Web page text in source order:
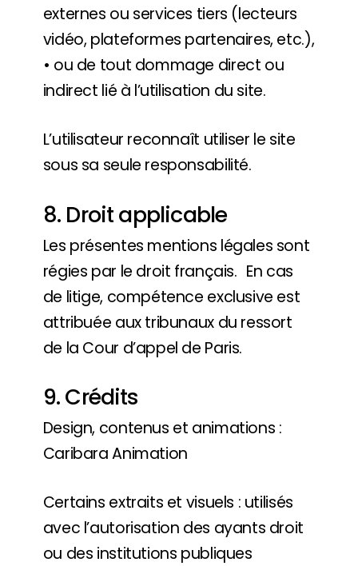
externes ou services tiers (lecteurs
vidéo, plateformes partenaires, etc.),
• ou de tout dommage direct ou
indirect lié à l’utilisation du site.
L’utilisateur reconnaît utiliser le site
sous sa seule responsabilité.
8. Droit applicable
Les présentes mentions légales sont
régies par le droit français. En cas
de litige, compétence exclusive est
attribuée aux tribunaux du ressort
de la Cour d’appel de Paris.
9. Crédits
Design, contenus et animations :
Caribara Animation
Certains extraits et visuels : utilisés
avec l’autorisation des ayants droit
ou des institutions publiques